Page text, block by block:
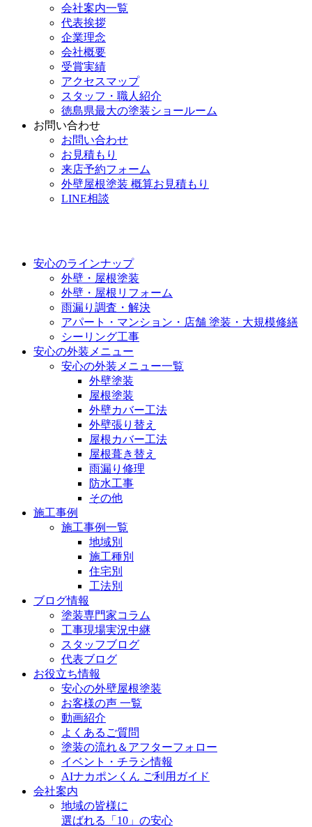
会社案内一覧
代表挨拶
企業理念
会社概要
受賞実績
アクセスマップ
スタッフ・職人紹介
徳島県最大の塗装ショールーム
お問い合わせ
お問い合わせ
お見積もり
来店予約フォーム
外壁屋根塗装 概算お見積もり
LINE相談
安心のラインナップ
外壁・屋根塗装
外壁・屋根リフォーム
雨漏り調査・解決
アパート・マンション・店舗 塗装・大規模修繕
シーリング工事
安心の外装メニュー
安心の外装メニュー一覧
外壁塗装
屋根塗装
外壁カバー工法
外壁張り替え
屋根カバー工法
屋根葺き替え
雨漏り修理
防水工事
その他
施工事例
施工事例一覧
地域別
施工種別
住宅別
工法別
ブログ情報
塗装専門家コラム
工事現場実況中継
スタッフブログ
代表ブログ
お役立ち情報
安心の外壁屋根塗装
お客様の声 一覧
動画紹介
よくあるご質問
塗装の流れ＆アフターフォロー
イベント・チラシ情報
AIナカポンくん ご利用ガイド
会社案内
地域の皆様に
選ばれる「10」の安心